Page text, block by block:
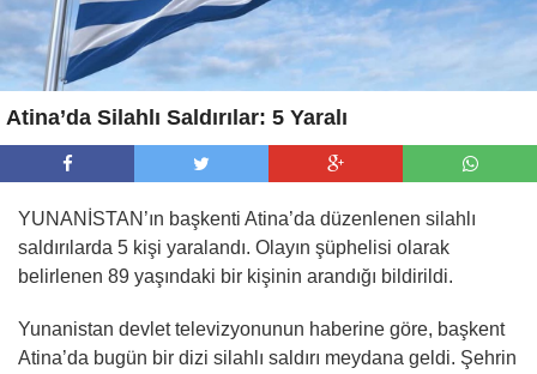
Atina’da Silahlı Saldırılar: 5 Yaralı
YUNANİSTAN’ın başkenti Atina’da düzenlenen silahlı
saldırılarda 5 kişi yaralandı. Olayın şüphelisi olarak
belirlenen 89 yaşındaki bir kişinin arandığı bildirildi.
Yunanistan devlet televizyonunun haberine göre, başkent
Atina’da bugün bir dizi silahlı saldırı meydana geldi. Şehrin